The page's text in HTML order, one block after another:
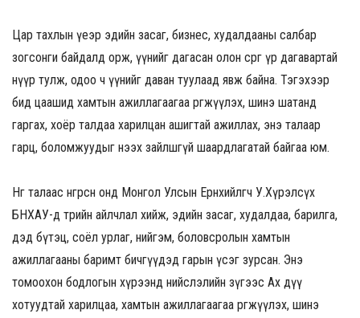
Цар тахлын үеэр эдийн засаг, бизнес, худалдааны салбар
зогсонги байдалд орж, үүнийг дагасан олон сөрөг үр дагавартай
нүүр тулж, одоо ч үүнийг даван туулаад явж байна. Тэгэхээр
бид цаашид хамтын ажиллагаагаа өргөжүүлэх, шинэ шатанд
гаргах, хоёр талдаа харилцан ашигтай ажиллах, энэ талаар
гарц, боломжуудыг нээх зайлшгүй шаардлагатай байгаа юм.
Нөгөө талаас өнгөрсөн онд Монгол Улсын Ерөнхийлөгч У.Хүрэлсүх
БНХАУ-д төрийн айлчлал хийж, эдийн засаг, худалдаа, барилга,
дэд бүтэц, соёл урлаг, нийгэм, боловсролын хамтын
ажиллагааны баримт бичгүүдэд гарын үсэг зурсан. Энэ
томоохон бодлогын хүрээнд нийслэлийн зүгээс Ах дүү
хотуудтай харилцаа, хамтын ажиллагаагаа өргөжүүлэх, шинэ